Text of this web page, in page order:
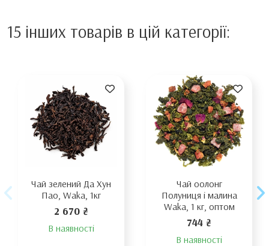
15 інших товарів в цій категорії:
Чай зелений Да Хун
Пао, Waka, 1кг
2 670 ₴
В наявності
Чай оолонг
Полуниця і малина
Waka, 1 кг, оптом
744 ₴
В наявності